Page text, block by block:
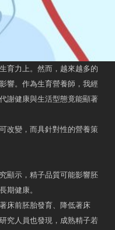
育力上。然而，越來越多的
響。作為生育營養師，我經
謝健康與生活型態竟能顯著
改變，而具針對性的營養策
顯示，精子品質可能影響胚
期健康。
床前胚胎發育、降低著床
究人員也發現，成熟精子若